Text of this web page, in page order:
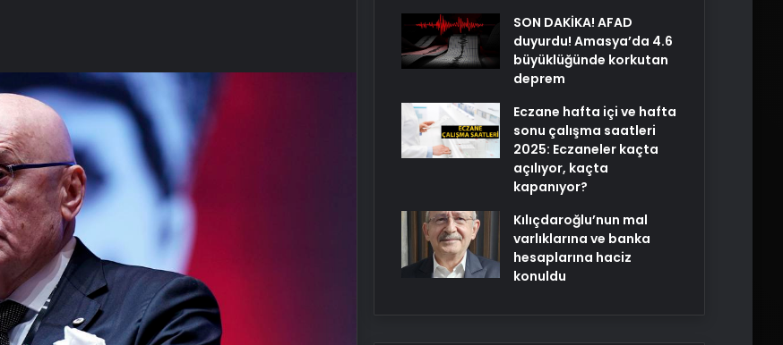
SON DAKİKA! AFAD
duyurdu! Amasya’da 4.6
büyüklüğünde korkutan
deprem
Eczane hafta içi ve hafta
sonu çalışma saatleri
2025: Eczaneler kaçta
açılıyor, kaçta
kapanıyor?
Kılıçdaroğlu’nun mal
varlıklarına ve banka
hesaplarına haciz
konuldu